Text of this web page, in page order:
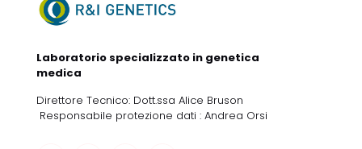
Laboratorio specializzato in genetica
medica
Direttore Tecnico: Dott.ssa Alice Bruson
Responsabile protezione dati : Andrea Orsi